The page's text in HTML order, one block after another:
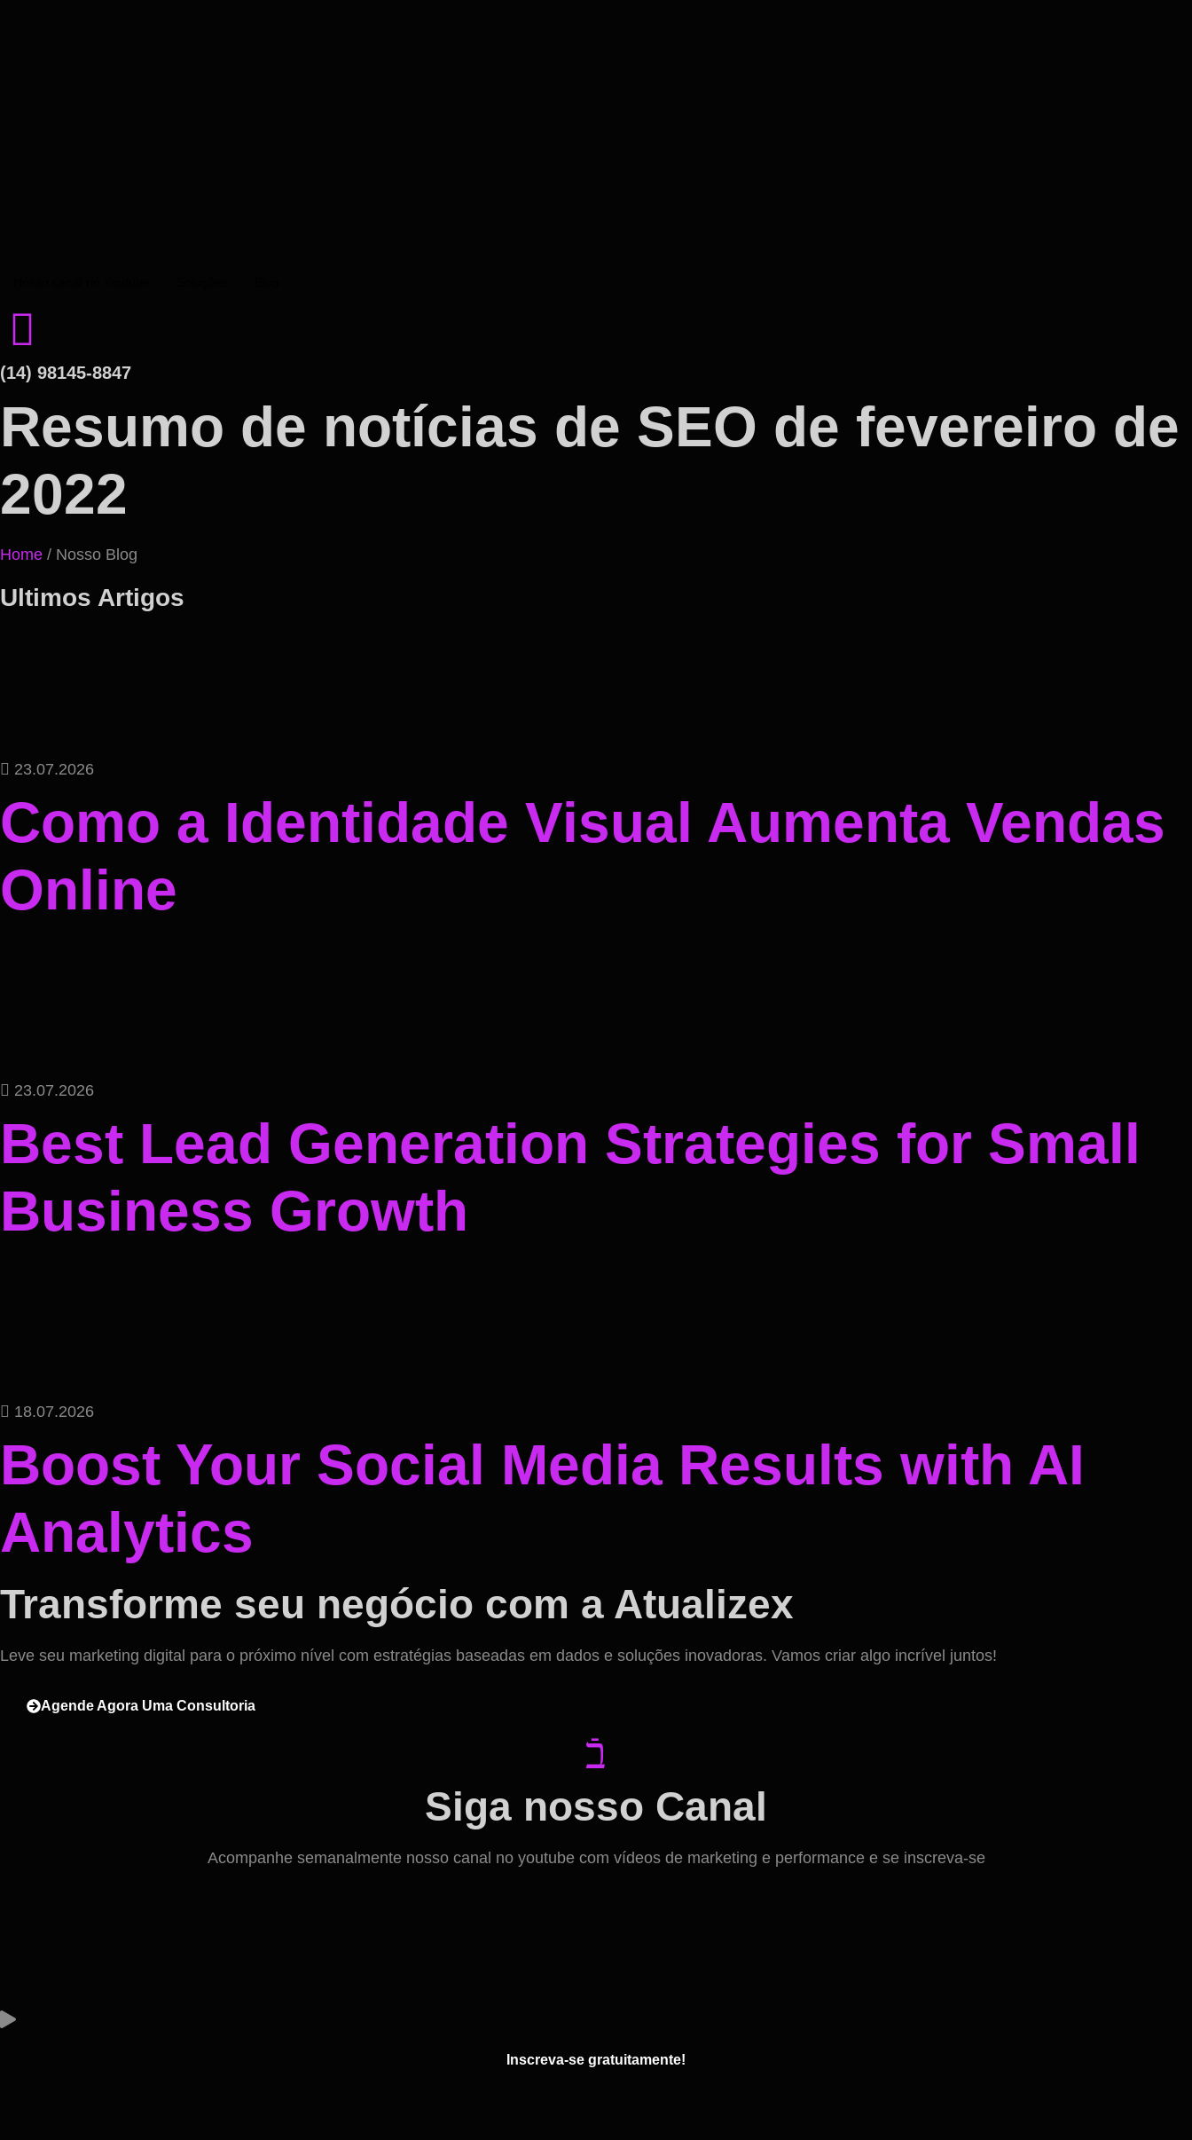
(14) 98145-8847
Resumo de notícias de SEO de fevereiro de
2022
Home / Nosso Blog
Ultimos Artigos
23.07.2026
Como a Identidade Visual Aumenta Vendas
Online
23.07.2026
Best Lead Generation Strategies for Small
Business Growth
18.07.2026
Boost Your Social Media Results with AI
Analytics
Transforme seu negócio com a Atualizex
Leve seu marketing digital para o próximo nível com estratégias baseadas em dados e soluções inovadoras. Vamos criar algo incrível juntos!
Agende Agora Uma Consultoria
Siga nosso Canal
Acompanhe semanalmente nosso canal no youtube com vídeos de marketing e performance e se inscreva-se
Inscreva-se gratuitamente!